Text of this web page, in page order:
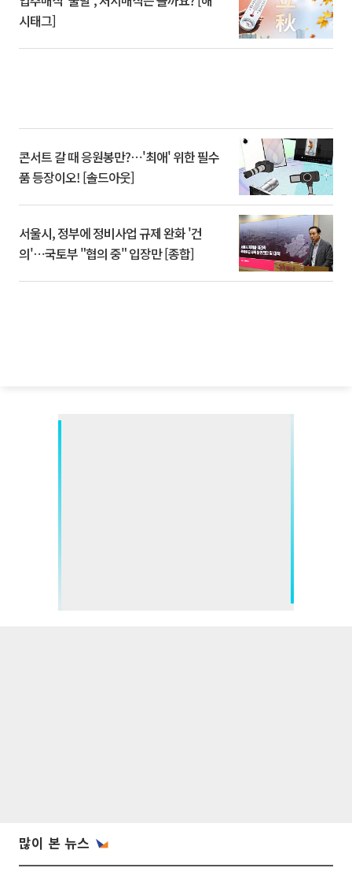
시태그]
콘서트 갈 때 응원봉만?⋯'최애' 위한 필수
품 등장이오! [솔드아웃]
서울시, 정부에 정비사업 규제 완화 '건
의'⋯국토부 "협의 중" 입장만 [종합]
많이 본 뉴스